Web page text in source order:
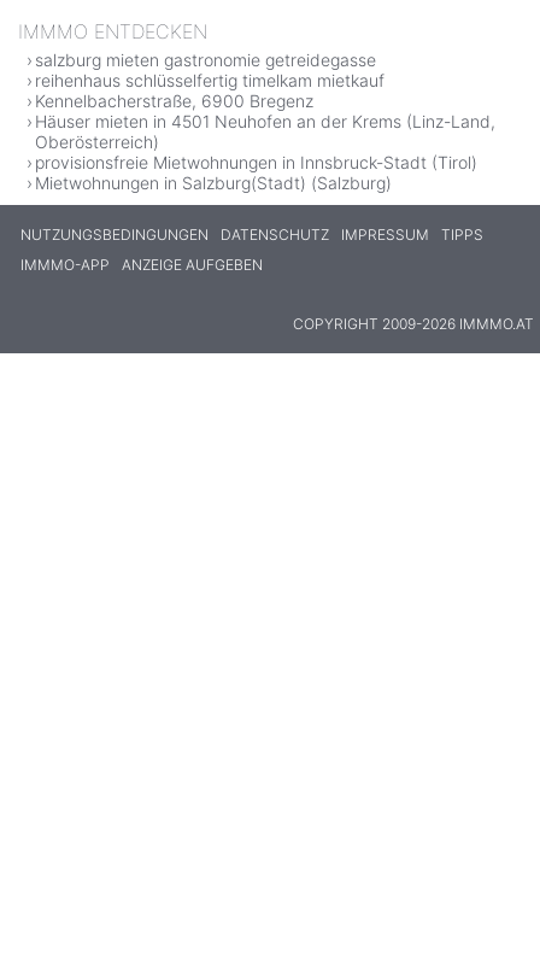
IMMMO ENTDECKEN
salzburg mieten gastronomie getreidegasse
reihenhaus schlüsselfertig timelkam mietkauf
Kennelbacherstraße, 6900 Bregenz
Häuser mieten in 4501 Neuhofen an der Krems (Linz-Land,
Oberösterreich)
provisionsfreie Mietwohnungen in Innsbruck-Stadt (Tirol)
Mietwohnungen in Salzburg(Stadt) (Salzburg)
NUTZUNGSBEDINGUNGEN DATENSCHUTZ IMPRESSUM
TIPPS
IMMMO-APP
ANZEIGE AUFGEBEN
COPYRIGHT 2009-2026 IMMMO.AT